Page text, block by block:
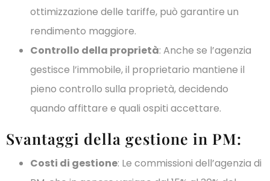
ottimizzazione delle tariffe, può garantire un
rendimento maggiore.
Controllo della proprietà: Anche se l’agenzia
gestisce l’immobile, il proprietario mantiene il
pieno controllo sulla proprietà, decidendo
quando affittare e quali ospiti accettare.
Svantaggi della gestione in PM:
Costi di gestione: Le commissioni dell’agenzia di